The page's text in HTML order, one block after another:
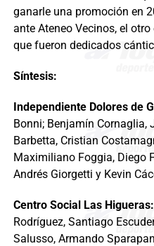
ganarle una promoción en
ante Ateneo Vecinos, el
que fueron dedicados
Síntesis:
Independiente Dolores de
Bonni; Benjamín
Barbetta, Cristian
Maximiliano Foggia, Diego
Andrés Giorgetti y Kevin
Centro Social Las Higueras:
Rodríguez, Santiago
Salusso, Armando